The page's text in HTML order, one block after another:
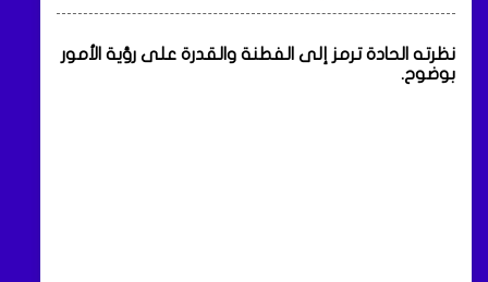
نظرته الحادة ترمز إلى الفطنة والقدرة على رؤية الأمور
بوضوح.